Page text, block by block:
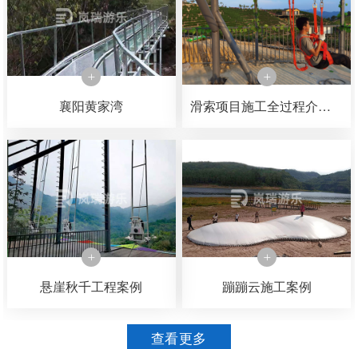
襄阳黄家湾 滑索项目施工全过程介绍，可以了解一下滑索是如何一步一步施工完成的
悬崖秋千工程案例 蹦蹦云施工案例
查看更多